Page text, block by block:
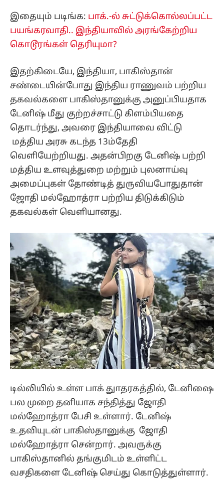
இதையும் படிங்க: பாக்.-ல் சுட்டுக்கொல்லப்பட்ட
பயங்கரவாதி.. இந்தியாவில் அரங்கேற்றிய
கொடூரங்கள் தெரியுமா?
இதற்கிடையே, இந்தியா, பாகிஸ்தான்
சண்டையின்போது இந்திய ராணுவம் பற்றிய
தகவல்களை பாகிஸ்தானுக்கு அனுப்பியதாக
டேனிஷ் மீது குற்றச்சாட்டு கிளம்பியதை
தொடர்ந்து, அவரை இந்தியாவை விட்டு
மத்திய அரசு கடந்த 13ம்தேதி
வெளியேற்றியது. அதன்பிறகு டேனிஷ் பற்றி
மத்திய உளவுத்துறை மற்றும் புலனாய்வு
அமைப்புகள் தோண்டித் துருவியபோதுதான்
ஜோதி மல்ஹோத்ரா பற்றிய திடுக்கிடும்
தகவல்கள் வெளியானது.
டில்லியில் உள்ள பாக் துாதரகத்தில், டேனிஷை
பல முறை தனியாக சந்தித்து ஜோதி
மல்ஹோத்ரா பேசி உள்ளார். டேனிஷ்
உதவியுடன் பாகிஸ்தானுக்கு ஜோதி
மல்ஹோத்ரா சென்றார். அவருக்கு
பாகிஸ்தானில் தங்குமிடம் உள்ளிட்ட
வசதிகளை டேனிஷ் செய்து கொடுத்துள்ளார்.